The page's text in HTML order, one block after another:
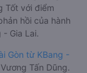
Tốt với điểm
hồi của hành
Gia Lai.
Gòn từ KBang -
Tấn Dũng.